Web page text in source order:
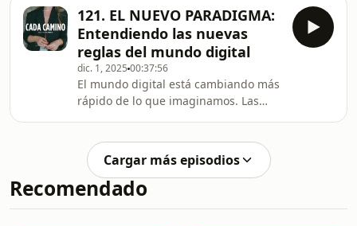
es la minorí
desees una vida diferente, un negocio
más grande o un nivel de éxito
superior: no puedes habitar una
realidad que no le corresponde a tu
identidad.Con este episodio
inauguramos uno de los nuevos
temas centrales de CADA CAMINO
para el éxito personal y profesi
121. EL NUEVO PARADIGMA:
Entendiendo las nuevas
reglas del mundo digital
dic. 1, 2025 00:37:56
El mundo digital está cambiando más
rápido de lo que imaginamos. Las
hasta hace poco ya no responden al
nuevo contexto.En este episodio
introducimos por primera vez el
Nuevo Paradigma Digital —una
Cargar más episodios
Recomendado